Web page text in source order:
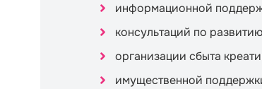
информационной
консультаций по
организации сбыта
имущественной